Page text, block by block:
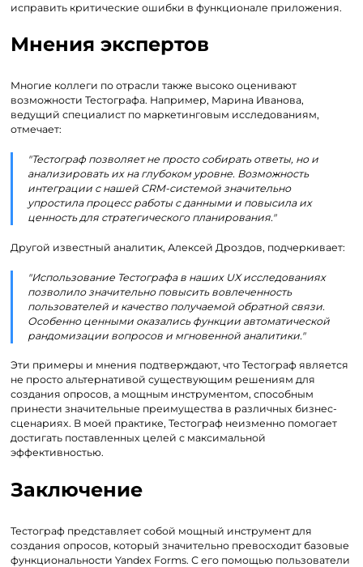
исправить критические ошибки в функционале приложения.
Мнения экспертов
Многие коллеги по отрасли также высоко оценивают
возможности Тестографа. Например, Марина Иванова,
ведущий специалист по маркетинговым исследованиям,
отмечает:
"Тестограф позволяет не просто собирать ответы, но и
анализировать их на глубоком уровне. Возможность
интеграции с нашей CRM-системой значительно
упростила процесс работы с данными и повысила их
ценность для стратегического планирования."
Другой известный аналитик, Алексей Дроздов, подчеркивает:
"Использование Тестографа в наших UX исследованиях
позволило значительно повысить вовлеченность
пользователей и качество получаемой обратной связи.
Особенно ценными оказались функции автоматической
рандомизации вопросов и мгновенной аналитики."
Эти примеры и мнения подтверждают, что Тестограф является
не просто альтернативой существующим решениям для
создания опросов, а мощным инструментом, способным
принести значительные преимущества в различных бизнес-
сценариях. В моей практике, Тестограф неизменно помогает
достигать поставленных целей с максимальной
эффективностью.
Заключение
Тестограф представляет собой мощный инструмент для
создания опросов, который значительно превосходит базовые
функциональности Yandex Forms. С его помощью пользователи